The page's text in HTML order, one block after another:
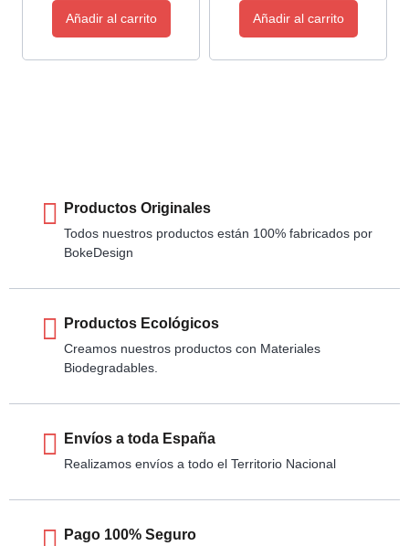
Añadir al carrito Añadir al carrito
Productos Originales
Todos nuestros productos están 100% fabricados por
BokeDesign
Productos Ecológicos
Creamos nuestros productos con Materiales
Biodegradables.
Envíos a toda España
Realizamos envíos a todo el Territorio Nacional
Pago 100% Seguro